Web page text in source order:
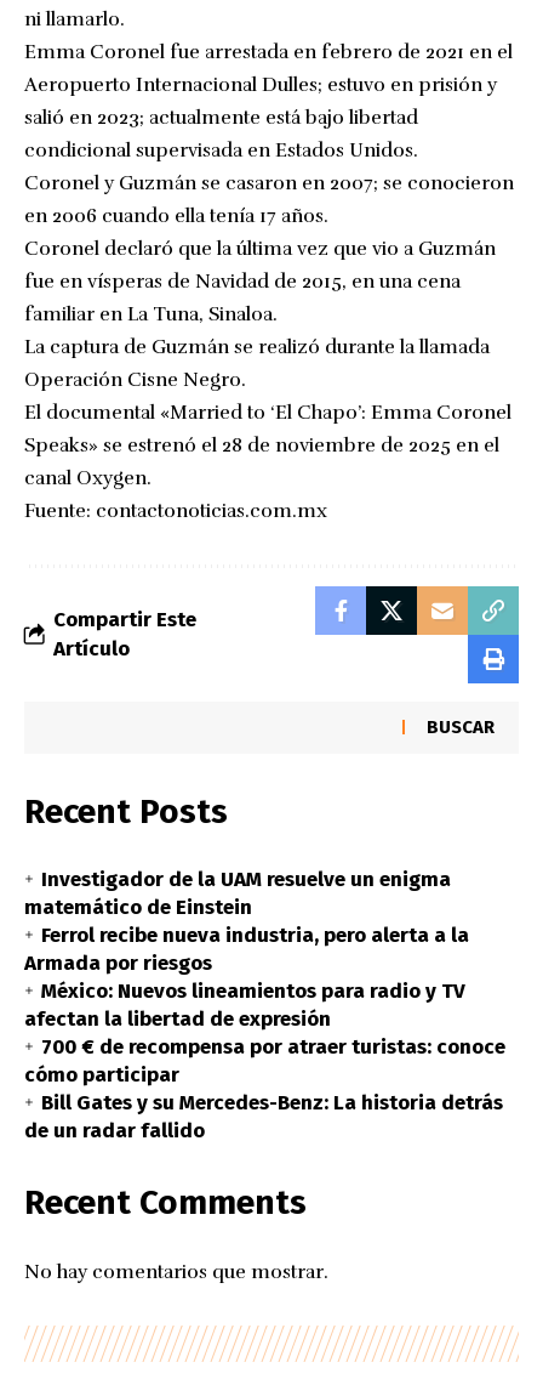
ni llamarlo.
Emma Coronel fue arrestada en febrero de 2021 en el
Aeropuerto Internacional Dulles; estuvo en prisión y
salió en 2023; actualmente está bajo libertad
condicional supervisada en Estados Unidos.
Coronel y Guzmán se casaron en 2007; se conocieron
en 2006 cuando ella tenía 17 años.
Coronel declaró que la última vez que vio a Guzmán
fue en vísperas de Navidad de 2015, en una cena
familiar en La Tuna, Sinaloa.
La captura de Guzmán se realizó durante la llamada
Operación Cisne Negro.
El documental «Married to ‘El Chapo’: Emma Coronel
Speaks» se estrenó el 28 de noviembre de 2025 en el
canal Oxygen.
Fuente: contactonoticias.com.mx
Compartir Este
Artículo
BUSCAR
Recent Posts
Investigador de la UAM resuelve un enigma
matemático de Einstein
Ferrol recibe nueva industria, pero alerta a la
Armada por riesgos
México: Nuevos lineamientos para radio y TV
afectan la libertad de expresión
700 € de recompensa por atraer turistas: conoce
cómo participar
Bill Gates y su Mercedes-Benz: La historia detrás
de un radar fallido
Recent Comments
No hay comentarios que mostrar.